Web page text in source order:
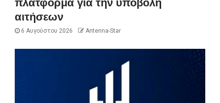
πλατφόρμα για την υποβολή
αιτήσεων
6 Αυγούστου 2026 Antenna-Star